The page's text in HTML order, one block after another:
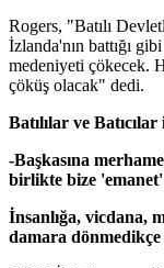
Rogers, "Batılı
İzlanda'nın battığı
medeniyeti çökecek.
çöküş olacak" dedi.
Batılılar ve
-Başkasına
birlikte bize 'emanet'
İnsanlığa, vicdana,
damara